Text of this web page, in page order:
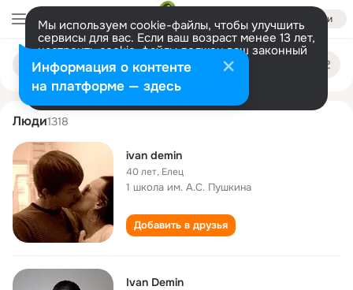
Войти
Мы используем cookie-файлы, чтобы улучшить
сервисы для вас. Если ваш возраст менее 13 лет,
настроить cookie-файлы должен ваш законный
представитель. Больше информации
Разрешить все Настроить
Поиск
людям
ivan demin
Люди1318
ivan demin
40 лет, Елец
1 школа им. А.С. Пушкина
Добавить в друзья
Ivan Demin
Информация о контенте
на платформе — здесь